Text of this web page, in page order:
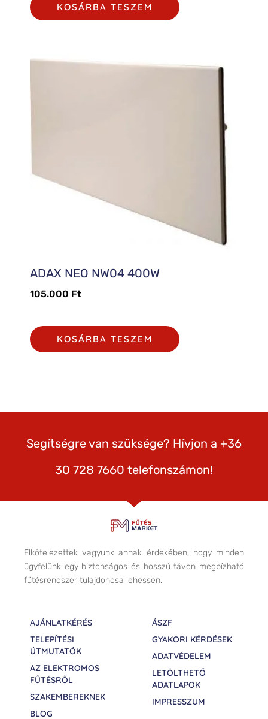
KOSÁRBA TESZEM
ADAX NEO NW04 400W
105.000 Ft
KOSÁRBA TESZEM
Segítségre van szüksége? Hívjon a +36
30 728 7660 telefonszámon!
Elkötelezettek vagyunk annak érdekében, hogy minden
ügyfelünk egy biztonságos és hosszú távon megbízható
fűtésrendszer tulajdonosa lehessen.
AJÁNLATKÉRÉS
TELEPÍTÉSI
ÚTMUTATÓK
AZ ELEKTROMOS
FŰTÉSRŐL
SZAKEMBEREKNEK
BLOG
ÁSZF
GYAKORI KÉRDÉSEK
ADATVÉDELEM
LETÖLTHETŐ
ADATLAPOK
IMPRESSZUM